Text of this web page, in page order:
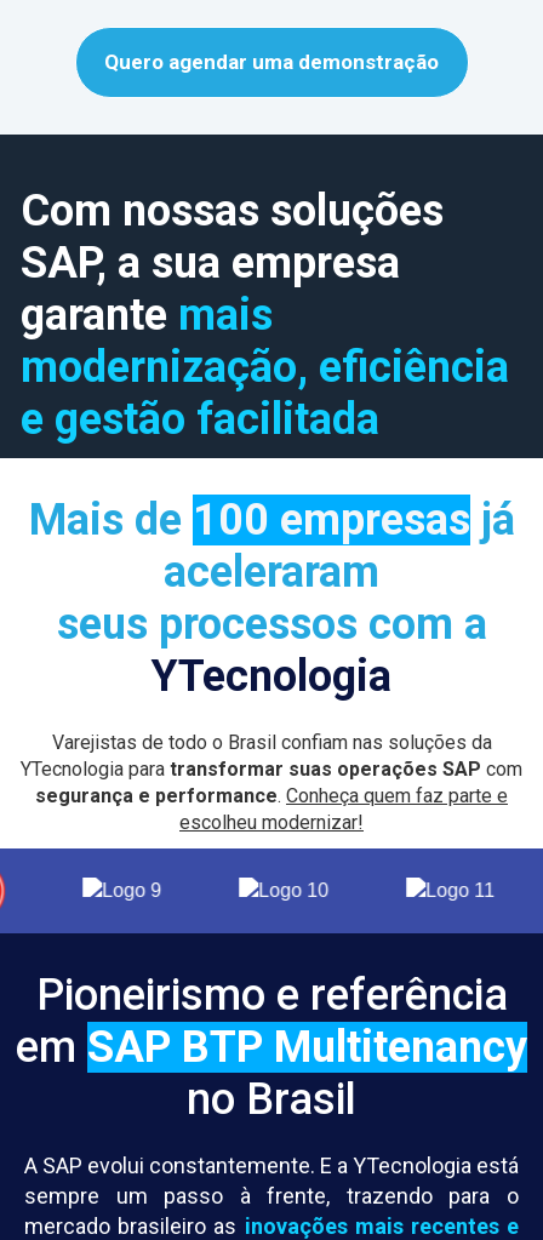
Quero agendar uma demonstração
Com nossas soluções
SAP, a sua empresa
garante mais
modernização, eficiência
e gestão facilitada
Mais de 100 empresas já
aceleraram
seus processos com a
YTecnologia
Varejistas de todo o Brasil confiam nas soluções da
YTecnologia para transformar suas operações SAP com
segurança e performance. Conheça quem faz parte e
escolheu modernizar!
Pioneirismo e referência
em SAP BTP Multitenancy
no Brasil
A SAP evolui constantemente. E a YTecnologia está
sempre um passo à frente, trazendo para o
mercado brasileiro as inovações mais recentes e